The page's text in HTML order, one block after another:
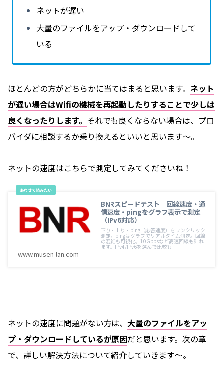
ネットが遅い
大量のファイルをアップ・ダウンロードして
いる
ほとんどの方がどちらかに当てはまると思います。 ネット
が遅い場合はWifiの機械を再起動したりすることで少しは
良くなったりします。 それでも良くならない場合は、プロ
バイダに相談するか乗り換えるといいと思います〜。
ネットの速度はこちらで測定してみてくださいね！
BNRスピードテスト｜回線速度・通
信速度・pingをグラフ表示で測定
（IPv6対応）
下り・上り・ping（応答速度）をワンクリック
測定。pingはグラフでリアルタイム測定。回線
の混雑も可視化。10Gbpsなど高速回線も計れ
ます。IPv4/IPv6を選んで比較も
www.musen-lan.com
ネットの速度に問題がない方は、 大量のファイルをアッ
プ・ダウンロードしているが原因だと思います。次の章
で、詳しい解決方法について紹介していきます〜。